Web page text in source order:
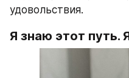
удовольствия.
Я знаю этот путь.